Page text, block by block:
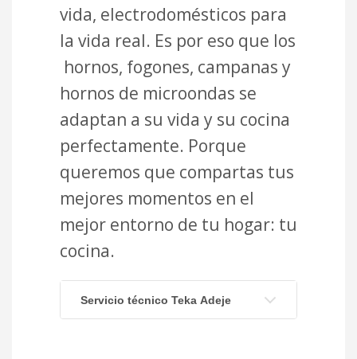
vida, electrodomésticos para
la vida real. Es por eso que los
hornos, fogones, campanas y
hornos de microondas se
adaptan a su vida y su cocina
perfectamente. Porque
queremos que compartas tus
mejores momentos en el
mejor entorno de tu hogar: tu
cocina.
Servicio técnico Teka Adeje